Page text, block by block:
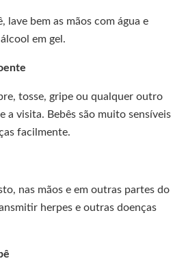
lave bem as mãos com água e
em gel.
tosse, gripe ou qualquer outro
a visita. Bebês são muito sensíveis
facilmente.
nas mãos e em outras partes do
herpes e outras doenças